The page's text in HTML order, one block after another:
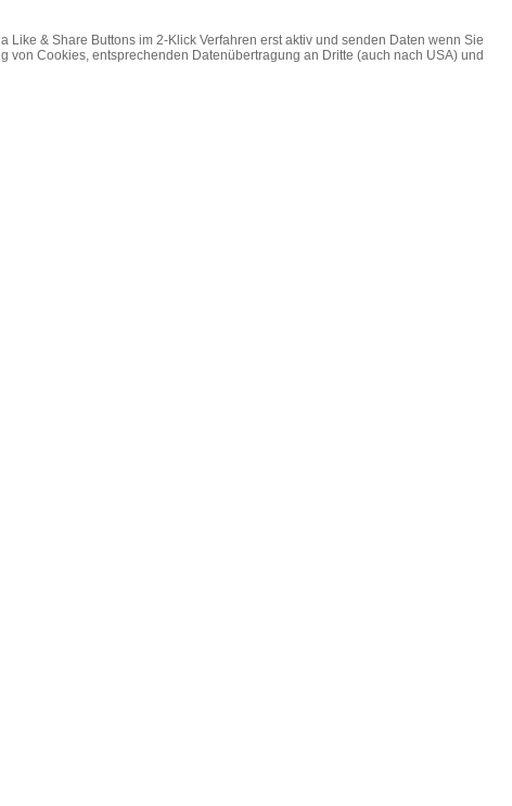
& Share Buttons im 2-Klick Verfahren erst aktiv und senden Daten wenn Sie
Cookies, entsprechenden Datenübertragung an Dritte (auch nach USA) und